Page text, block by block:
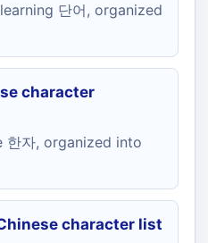
단어, organized
character
한자, organized into
character list